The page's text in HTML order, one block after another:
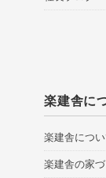
楽建舎に
楽建舎につ
楽建舎の家づ